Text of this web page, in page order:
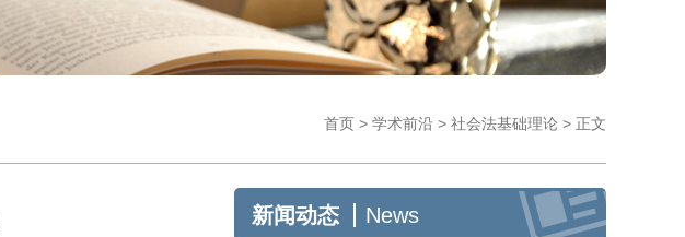
首页 > 学术前沿 > 社会法基础理论 > 正文
新闻动态 News